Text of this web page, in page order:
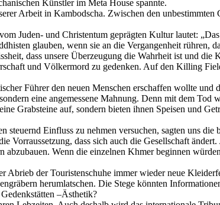
Künstler im Meta House spannte.
Arbeit in Kambodscha. Zwischen den unbestimmten
Juden- und Christentum geprägten Kultur lautet:
glauben, wenn sie an die Vergangenheit rühren,
dass unsere Überzeugung die Wahrheit ist und die
und Völkermord zu gedenken. Auf den Killing
Führer den neuen Menschen erschaffen wollte und
eine angemessene Mahnung. Denn mit dem Tod
Grabsteine auf, sondern bieten ihnen Speisen und
Einfluss zu nehmen versuchen, sagten uns die
dass sich auch die Gesellschaft
abzubauen. Wenn die einzelnen Khmer beginnen
der Touristenschuhe immer wieder neue
herumlatschen. Die Stege könnten
–Ästhetik?